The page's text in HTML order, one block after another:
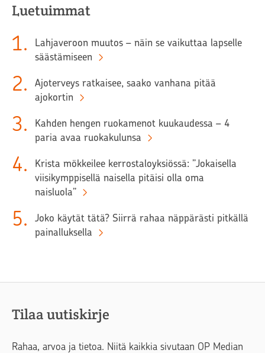
Luetuimmat
1.
Lahjaveroon muutos – näin se vaikuttaa lapselle
säästämiseen
2.
Ajoterveys ratkaisee, saako vanhana pitää
ajokortin
3.
Kahden hengen ruokamenot kuukaudessa – 4
paria avaa ruokakulunsa
4.
Krista mökkeilee kerrostaloyksiössä: ”Jokaisella
viisikymppisellä naisella pitäisi olla oma
naisluola”
5.
Joko käytät tätä? Siirrä rahaa näppärästi pitkällä
painalluksella
Tilaa uutiskirje
Rahaa, arvoa ja tietoa. Niitä kaikkia sivutaan OP Median